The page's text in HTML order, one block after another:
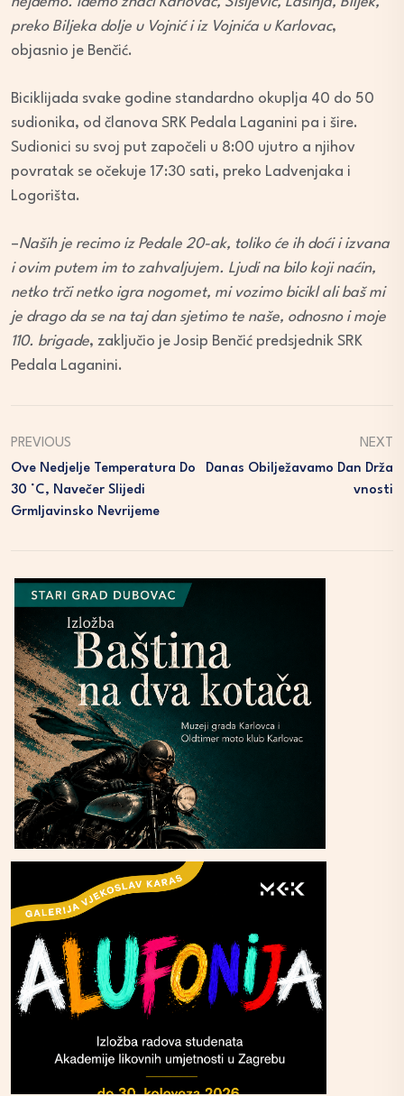
preko Biljeka dolje u Vojnić i iz Vojnića u Karlovac,
objasnio je Benčić.
Biciklijada svake godine standardno okuplja 40 do 50
sudionika, od članova SRK Pedala Laganini pa i šire.
Sudionici su svoj put započeli u 8:00 ujutro a njihov
povratak se očekuje 17:30 sati, preko Ladvenjaka i
Logorišta.
–Naših je recimo iz Pedale 20-ak, toliko će ih doći i izvana
i ovim putem im to zahvaljujem. Ljudi na bilo koji naćin,
netko trči netko igra nogomet, mi vozimo bicikl ali baš mi
je drago da se na taj dan sjetimo te naše, odnosno i moje
110. brigade, zaključio je Josip Benčić predsjednik SRK
Pedala Laganini.
PREVIOUS
Ove Nedjelje Temperatura Do
30 °C, Navečer Slijedi
Grmljavinsko Nevrijeme
NEXT
Danas Obilježavamo Dan Drža
Vnosti